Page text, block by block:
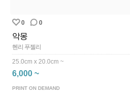
0 0
악몽
헨리 푸젤리
25.0cm x 20.0cm ~
6,000 ~
PRINT ON DEMAND